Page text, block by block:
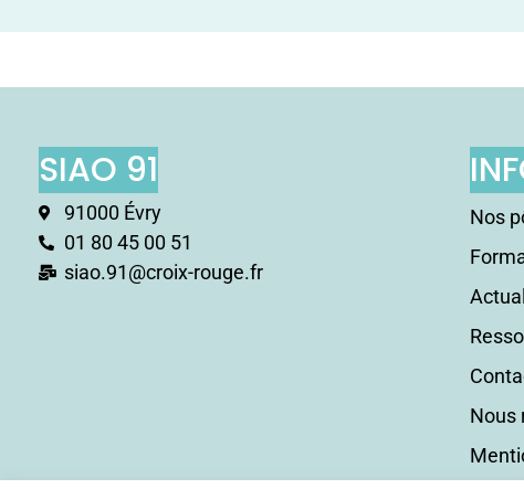
SIAO 91
91000 Évry
01 80 45 00 51
siao.91@croix-rouge.fr
Nos
Nous